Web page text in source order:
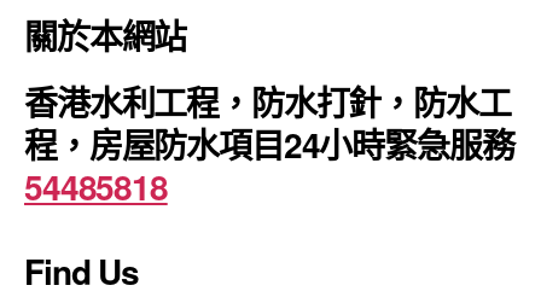
關於本網站
香港水利工程，防水打針，防水工
程，房屋防水項目24小時緊急服務
54485818
Find Us